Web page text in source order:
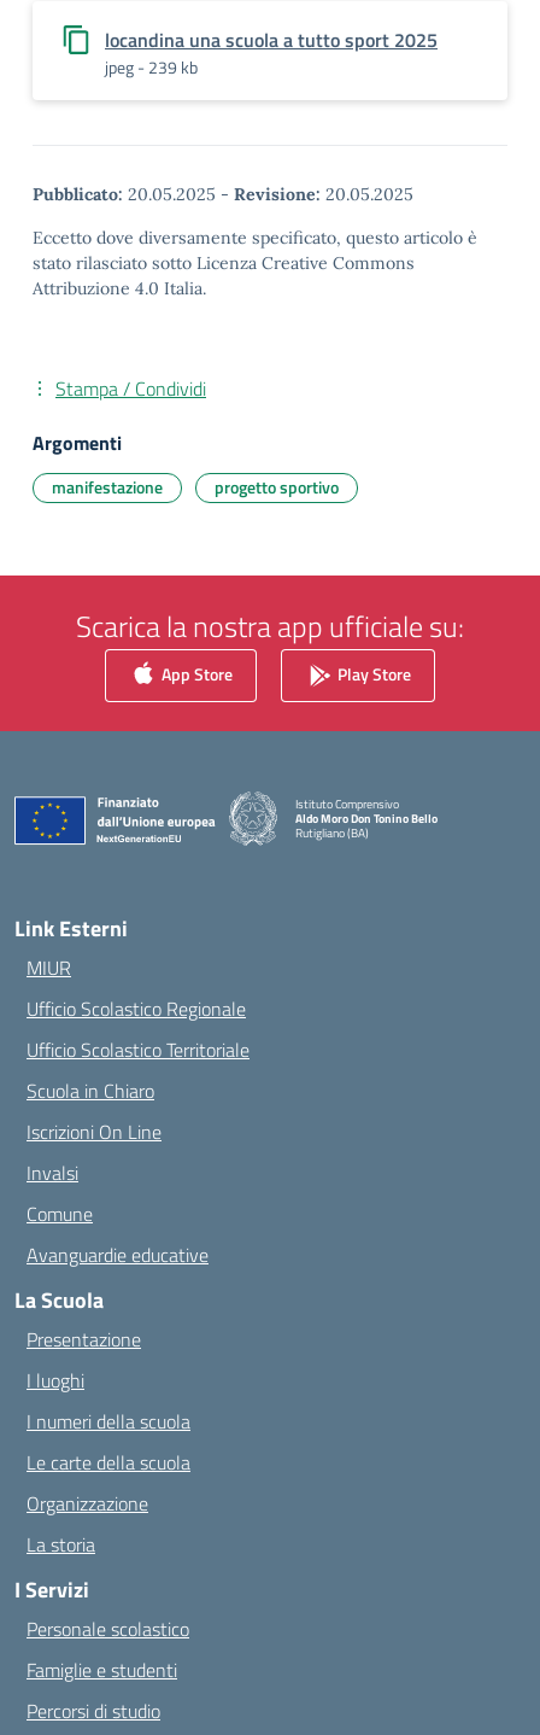
locandina una scuola a tutto sport 2025
jpeg - 239 kb
Pubblicato: 20.05.2025 - Revisione: 20.05.2025
Eccetto dove diversamente specificato, questo articolo è
stato rilasciato sotto Licenza Creative Commons
Attribuzione 4.0 Italia.
Stampa / Condividi
Argomenti
manifestazione progetto sportivo
Scarica la nostra app ufficiale su:
App Store Play Store
Istituto Comprensivo
Aldo Moro Don Tonino Bello
Rutigliano (BA)
— Visita la pagina iniziale della scuola
Link Esterni
MIUR
Ufficio Scolastico Regionale
Ufficio Scolastico Territoriale
Scuola in Chiaro
Iscrizioni On Line
Invalsi
Comune
Avanguardie educative
La Scuola
Presentazione
I luoghi
I numeri della scuola
Le carte della scuola
Organizzazione
La storia
I Servizi
Personale scolastico
Famiglie e studenti
Percorsi di studio